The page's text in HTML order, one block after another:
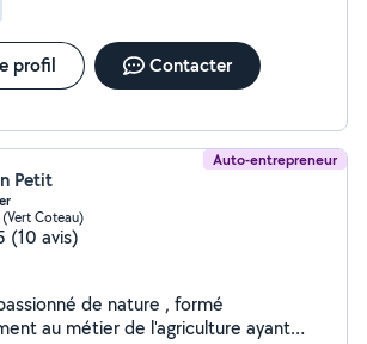
profil Contacter
Auto-entrepreneur
Petit
Coteau)
(10 avis)
de nature , formé
au métier de l'agriculture ayant